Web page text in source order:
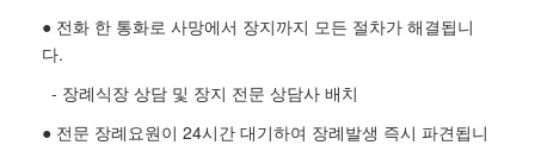
● 전화 한 통화로 사망에서 장지까지 모든 절차가 해결됩니
다.
- 장례식장 상담 및 장지 전문 상담사 배치
● 전문 장례요원이 24시간 대기하여 장례발생 즉시 파견됩니